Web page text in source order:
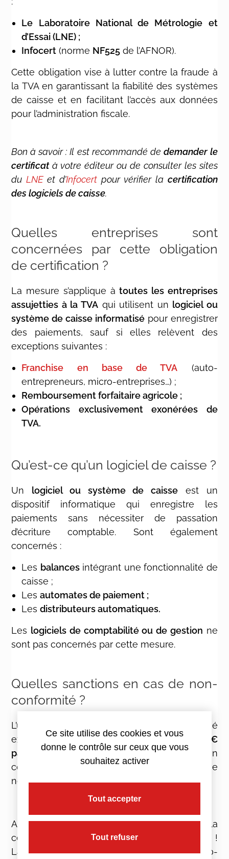
Le Laboratoire National de Métrologie et
d’Essai (LNE) ;
Infocert (norme NF525 de l’AFNOR).
Cette obligation vise à lutter contre la fraude à
la TVA en garantissant la fiabilité des systèmes
de caisse et en facilitant l’accès aux données
pour l’administration fiscale.
Bon à savoir : Il est recommandé de demander le
certificatà votre éditeur ou de consulter les sites
duLNEet d’Infocert pour vérifier la certification
des logiciels de caisse.
Quelles entreprises sont
concernées par cette obligation
de certification ?
La mesure s’applique àtoutes les entreprises
assujetties à la TVAqui utilisent un logiciel ou
système de caisse informatisépour enregistrer
des paiements, sauf si elles relèvent des
exceptions suivantes :
Franchise en base de TVA (auto-
entrepreneurs, micro-entreprises…) ;
Remboursement forfaitaire agricole ;
Opérations exclusivement exonérées de
TVA.
Qu’est-ce qu’un logiciel de caisse ?
Un logiciel ou système de caisse est un
dispositif informatique qui enregistre les
paiements sans nécessiter de passation
d’écriture comptable. Sont également
concernés :
Les balancesintégrant une fonctionnalité de
caisse ;
Lesautomates de paiement ;
Lesdistributeurs automatiques.
Les logiciels de comptabilité ou de gestion ne
sont pas concernés par cette mesure.
Quelles sanctions en cas de non-
conformité ?
L’utilisation d’un
non certifié
expose l’entreprise à uneamende de 7 500€
par logiciel ou système concerné. Si la mise en
conformité n’est pas réalisée sous
, une
nouvelle amende de7 500€sera appliquée.
Attention : report au 1er septembre 2026 de la
certification obligatoire des logiciels de caisse !
La loi de finances pour 2025 a mis fin à l’auto-
Ce site utilise des cookies et vous
donne le contrôle sur ceux que vous
souhaitez activer
Tout accepter
Tout refuser